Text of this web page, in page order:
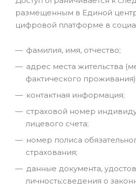
размещенным в Единой
цифровой платформе в
фамилия, имя, отчество;
адрес места жительства
фактического
контактная информация;
cтраховой номер
лицевого счета;
номер полиса
страхования;
данные документа,
личность;сведения о